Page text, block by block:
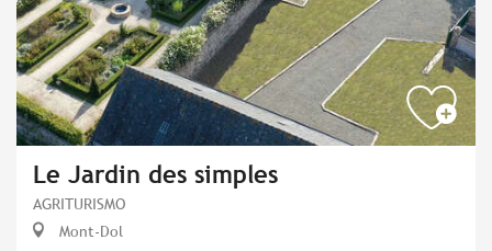
Le Jardin des simples
AGRITURISMO
Mont-Dol